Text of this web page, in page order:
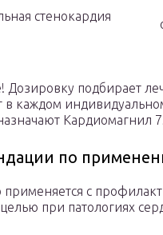
стенокардия
Дозировку подбирает
в каждом
Кардиомагнил
по
применяется с
при патологиях